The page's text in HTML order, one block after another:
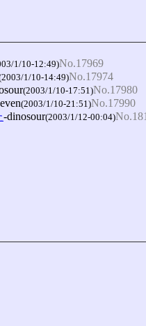
1/10-12:49)No.17969
1/10-14:49)No.17974
(2003/1/10-17:51)No.17980
(2003/1/10-21:51)No.17990
-dinosour(2003/1/12-00:04)